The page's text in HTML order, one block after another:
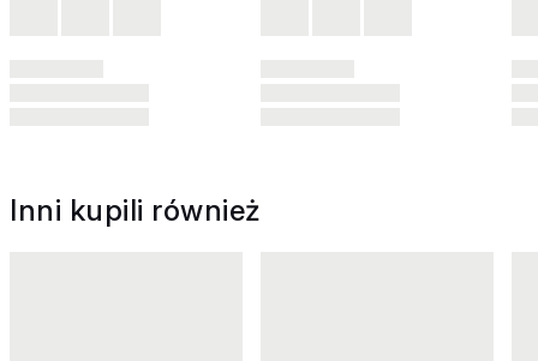
Inni kupili również